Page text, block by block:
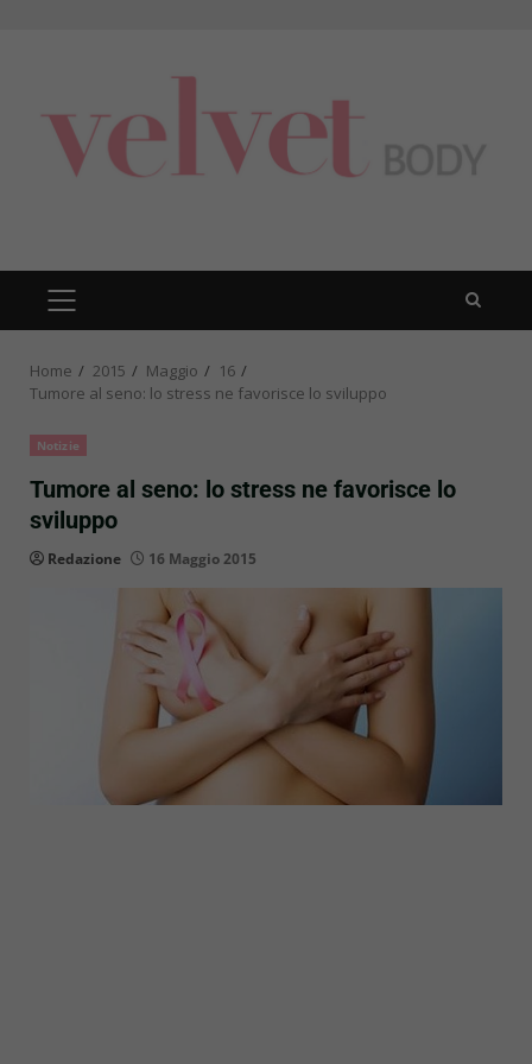
PRIMARY
MENU
Home 2015 Maggio
16
Tumore al seno: lo stress ne favorisce lo sviluppo
Notizie
Tumore al seno: lo stress ne favorisce lo
sviluppo
Redazione 16 Maggio 2015